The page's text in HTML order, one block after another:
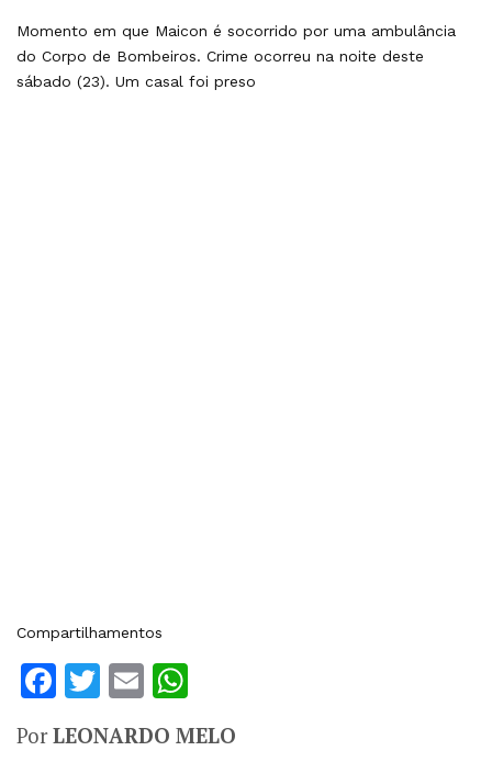
Momento em que Maicon é socorrido por uma ambulância
do Corpo de Bombeiros. Crime ocorreu na noite deste
sábado (23). Um casal foi preso
Compartilhamentos
Facebook
Twitter
Email
PorLEONARDO MELO